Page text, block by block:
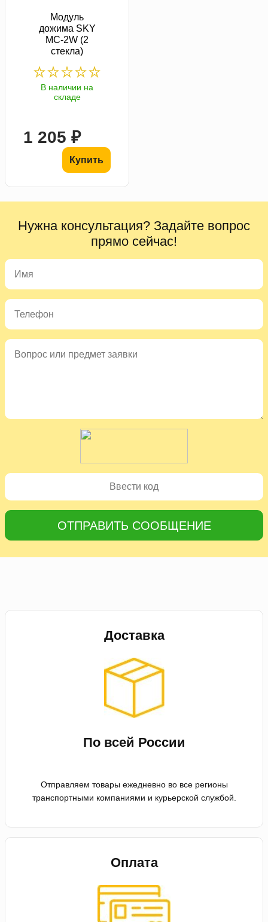
Модуль
дожима SKY
MC-2W (2
стекла)
В наличии на
складе
1 205 ₽
Купить
Нужна консультация? Задайте вопрос
прямо сейчас!
ОТПРАВИТЬ СООБЩЕНИЕ
Доставка
По всей России
Отправляем товары ежедневно во все регионы
транспортными компаниями и курьерской службой.
Оплата